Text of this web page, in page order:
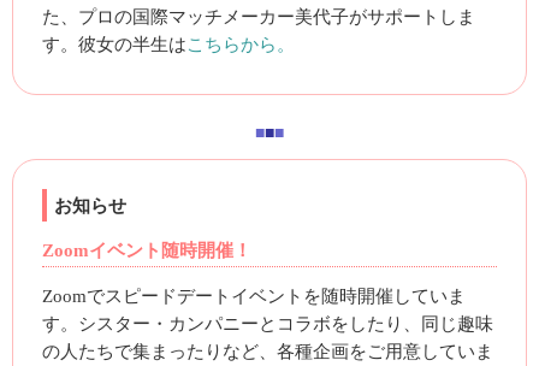
た、プロの国際マッチメーカー美代子がサポートしま
す。彼女の半生はこちらから。
■■■
お知らせ
Zoomイベント随時開催！
Zoomでスピードデートイベントを随時開催していま
す。シスター・カンパニーとコラボをしたり、同じ趣味
の人たちで集まったりなど、各種企画をご用意していま